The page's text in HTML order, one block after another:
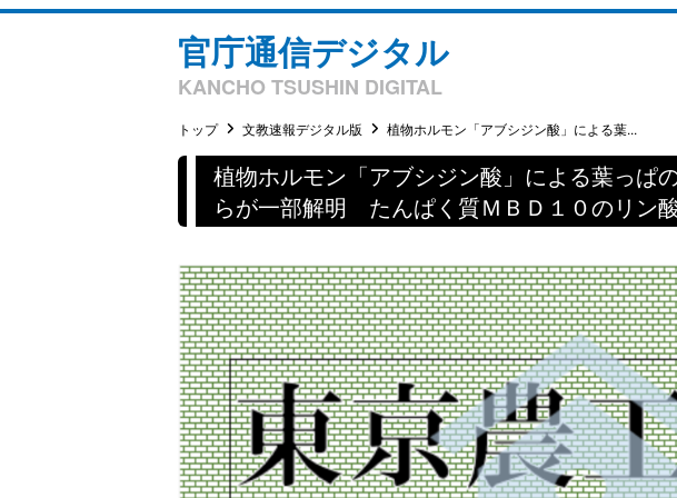
官庁通信デジタル
KANCHO TSUSHIN DIGITAL
トップ 文教速報デジタル版 植物ホルモン「アブシジン酸」による葉...
植物ホルモン「アブシジン酸」による葉っ
らが一部解明 たんぱく質ＭＢＤ１０のリン